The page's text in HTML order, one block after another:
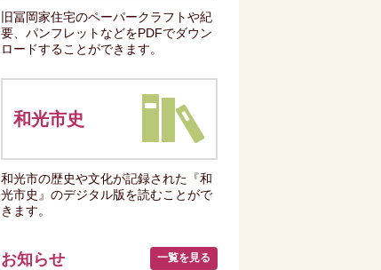
旧冨岡家住宅のペーパークラフトや紀
要、パンフレットなどをPDFでダウン
ロードすることができます。
和光市史
和光市の歴史や文化が記録された『和
光市史』のデジタル版を読むことがで
きます。
お知らせ 一覧を見る